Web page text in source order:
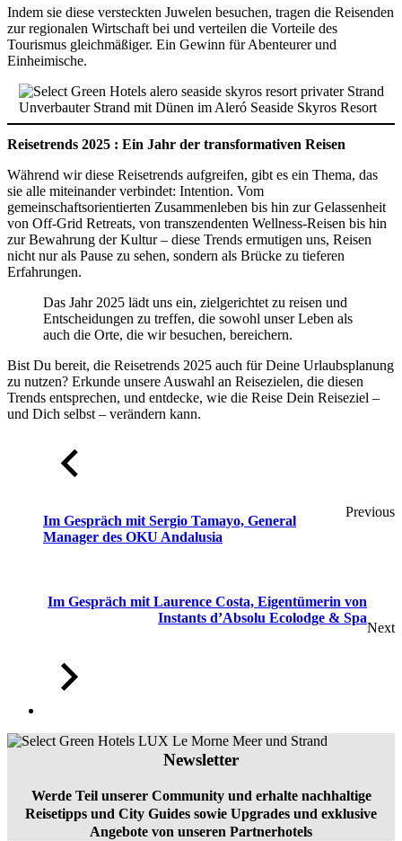
Indem sie diese versteckten Juwelen besuchen, tragen die Reisenden
zur regionalen Wirtschaft bei und verteilen die Vorteile des
Tourismus gleichmäßiger. Ein Gewinn für Abenteurer und
Einheimische.
Unverbauter Strand mit Dünen im Aleró Seaside Skyros Resort
Reisetrends 2025 : Ein Jahr der transformativen Reisen
Während wir diese Reisetrends aufgreifen, gibt es ein Thema, das
sie alle miteinander verbindet: Intention. Vom
gemeinschaftsorientierten Zusammenleben bis hin zur Gelassenheit
von Off-Grid Retreats, von transzendenten Wellness-Reisen bis hin
zur Bewahrung der Kultur – diese Trends ermutigen uns, Reisen
nicht nur als Pause zu sehen, sondern als Brücke zu tieferen
Erfahrungen.
Das Jahr 2025 lädt uns ein, zielgerichtet zu reisen und
Entscheidungen zu treffen, die sowohl unser Leben als
auch die Orte, die wir besuchen, bereichern.
Bist Du bereit, die Reisetrends 2025 auch für Deine Urlaubsplanung
zu nutzen? Erkunde unsere Auswahl an Reisezielen, die diesen
Trends entsprechen, und entdecke, wie die Reise Dein Reiseziel –
und Dich selbst – verändern kann.
Im Gespräch mit Sergio Tamayo, General
Manager des OKU Andalusia
Previous
Im Gespräch mit Laurence Costa, Eigentümerin von
Instants d’Absolu Ecolodge & Spa
Next
Newsletter
Werde Teil unserer Community und erhalte nachhaltige
Reisetipps und City Guides sowie Upgrades und exklusive
Angebote von unseren Partnerhotels